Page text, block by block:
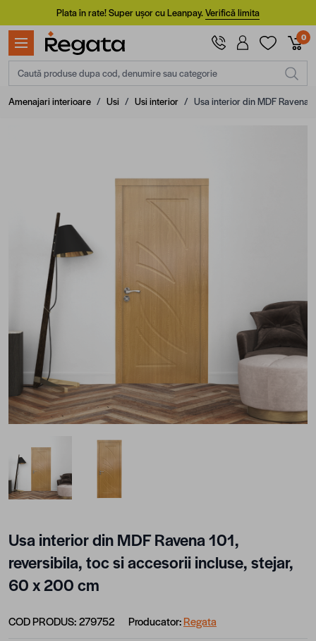
Mergi la ConținutPlata în rate! Super ușor cu Leanpay.Verifică limita
0
Caută produse dupa cod, denumire sau categorie
Amenajari interioare / Usi / Usi interior / Usa interior din MDF Ravena
View larger imageView larger image
Usa interior din MDF Ravena 101,
reversibila, toc si accesorii incluse, stejar,
60 x 200 cm
COD PRODUS:279752 Producator:Regata